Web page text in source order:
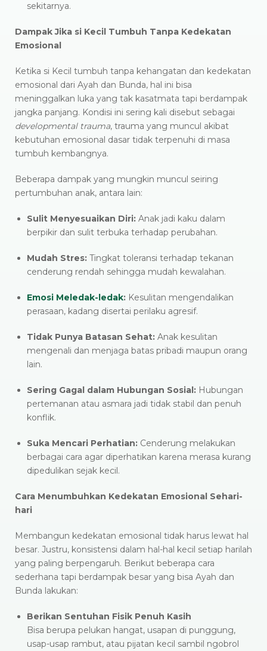
sekitarnya.
Dampak Jika si Kecil Tumbuh Tanpa Kedekatan
Emosional
Ketika si Kecil tumbuh tanpa kehangatan dan kedekatan
emosional dari Ayah dan Bunda, hal ini bisa
meninggalkan luka yang tak kasatmata tapi berdampak
jangka panjang. Kondisi ini sering kali disebut sebagai
developmental trauma, trauma yang muncul akibat
kebutuhan emosional dasar tidak terpenuhi di masa
tumbuh kembangnya.
Beberapa dampak yang mungkin muncul seiring
pertumbuhan anak, antara lain:
Sulit Menyesuaikan Diri: Anak jadi kaku dalam
berpikir dan sulit terbuka terhadap perubahan.
Mudah Stres: Tingkat toleransi terhadap tekanan
cenderung rendah sehingga mudah kewalahan.
Emosi Meledak-ledak: Kesulitan mengendalikan
perasaan, kadang disertai perilaku agresif.
Tidak Punya Batasan Sehat: Anak kesulitan
mengenali dan menjaga batas pribadi maupun orang
lain.
Sering Gagal dalam Hubungan Sosial: Hubungan
pertemanan atau asmara jadi tidak stabil dan penuh
konflik.
Suka Mencari Perhatian: Cenderung melakukan
berbagai cara agar diperhatikan karena merasa kurang
dipedulikan sejak kecil.
Cara Menumbuhkan Kedekatan Emosional Sehari-
hari
Membangun kedekatan emosional tidak harus lewat hal
besar. Justru, konsistensi dalam hal-hal kecil setiap harilah
yang paling berpengaruh. Berikut beberapa cara
sederhana tapi berdampak besar yang bisa Ayah dan
Bunda lakukan:
Berikan Sentuhan Fisik Penuh Kasih
Bisa berupa pelukan hangat, usapan di punggung,
usap-usap rambut, atau pijatan kecil sambil ngobrol